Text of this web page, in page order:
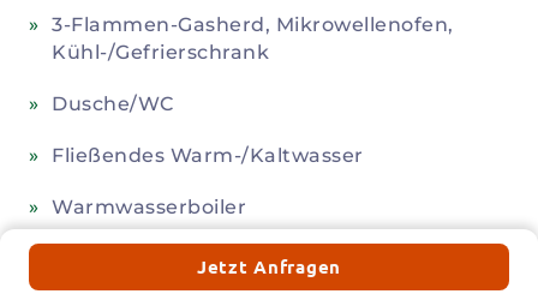
3-Flammen-Gasherd, Mikrowellenofen,
Kühl-/Gefrierschrank
Dusche/WC
Fließendes Warm-/Kaltwasser
Warmwasserboiler
167l FrischwassertankJetzt Anfragen